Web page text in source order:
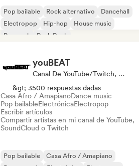
Pop bailable Rock alternativo
Dancehall
Electropop
Hip-hop
House music
Pop rock
Punk Rock
youBEAT
Canal De YouTube/Twitch, Medios De Comunicación/Periodista
&gt; 3500 respuestas dadas
Casa Afro / AmapianoDance music
Pop bailableElectrónicaElectropop
Escribir artículos
Compartir artistas en mi canal de YouTube,
SoundCloud o Twitch
Pop bailable
Casa Afro / Amapiano